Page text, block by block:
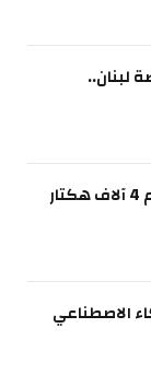
إسبانيا تكافح حريق التهم 4 آلاف هكتار
الاصطناعي